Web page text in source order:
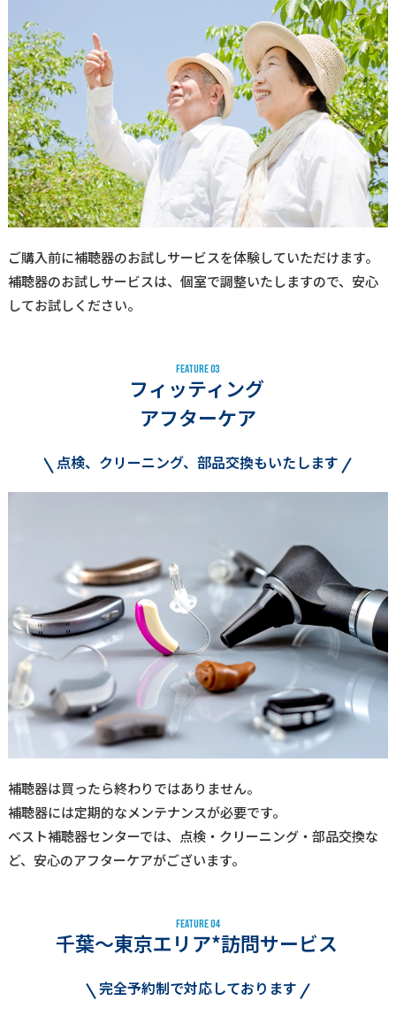
ご購入前に補聴器のお試しサービスを体験していただけます。
補聴器のお試しサービスは、個室で調整いたしますので、安心
してお試しください。
FEATURE03
フィッティング
アフターケア
点検、クリーニング、部品交換もいたします
補聴器は買ったら終わりではありません。
補聴器には定期的なメンテナンスが必要です。
ベスト補聴器センターでは、点検・クリーニング・部品交換な
ど、安心のアフターケアがございます。
FEATURE04
千葉～東京エリア*訪問サービス
完全予約制で対応しております